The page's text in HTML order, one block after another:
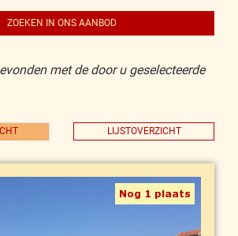
ZOEKEN IN ONS AANBOD
met de door u geselecteerde
LIJSTOVERZICHT
Nog 1 plaats